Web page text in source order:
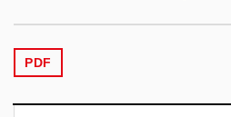
PDF